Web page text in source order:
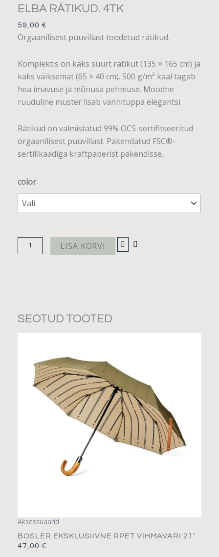
ELBA RÄTIKUD. 4TK
59,00 €
Orgaanilisest puuvillast toodetud rätikud.
Komplektis on kaks suurt rätikut (135 × 165 cm) ja
kaks väiksemat (65 × 40 cm). 500 g/m² kaal tagab
hea imavuse ja mõnusa pehmuse. Moodne
ruuduline muster lisab vannituppa elegantsi.
Rätikud on valmistatud 99% OCS-sertifitseeritud
orgaanilisest puuvillast. Pakendatud FSC®-
sertifikaadiga kraftpaberist pakendisse.
color
Elba
rätikud.
4tk
LISA KORVI
SEOTUD TOOTED
Aksessuaarid
BOSLER EKSKLUSIIVNE RPET VIHMAVARI 21″
47,00 €